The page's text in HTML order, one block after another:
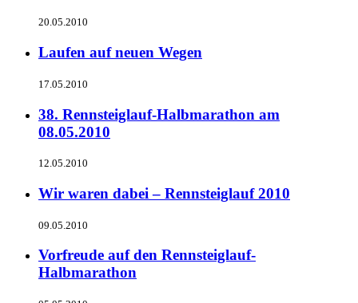
20.05.2010
Laufen auf neuen Wegen
17.05.2010
38. Rennsteiglauf-Halbmarathon am
08.05.2010
12.05.2010
Wir waren dabei – Rennsteiglauf 2010
09.05.2010
Vorfreude auf den Rennsteiglauf-
Halbmarathon